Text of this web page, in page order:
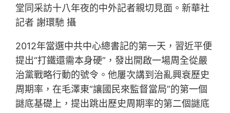
堂同采訪十八年夜的中外記者親切見面。新華社
記者 謝環馳 攝
2012年當選中共中心總書記的第一天，習近平便
提出“打鐵還需本身硬”，發出開啟一場周全從嚴
治黨戰略行動的號令。他屢次講到治亂興衰歷史
周期率，在毛澤東“讓國民來監督當局”的第一個
謎底基礎上，提出跳出歷史周期率的第二個謎底